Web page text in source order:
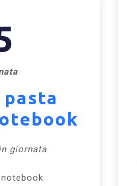
pasta
giornata